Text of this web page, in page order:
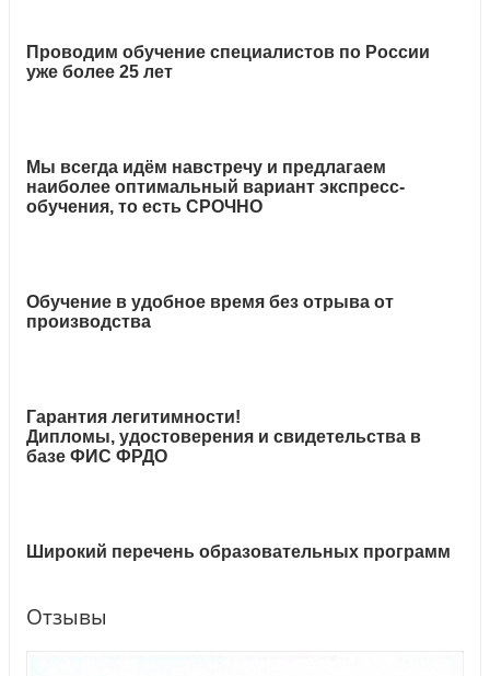
Проводим обучение специалистов по России
уже более 25 лет
Мы всегда идём навстречу и предлагаем
наиболее оптимальный вариант экспресс-
обучения, то есть СРОЧНО
Обучение в удобное время без отрыва от
производства
Гарантия легитимности!
Дипломы, удостоверения и свидетельства в
базе ФИС ФРДО
Широкий перечень образовательных программ
Отзывы